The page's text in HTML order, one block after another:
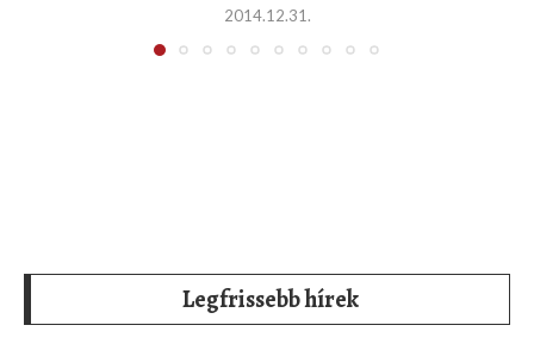
2014.12.31.
Legfrissebb hírek